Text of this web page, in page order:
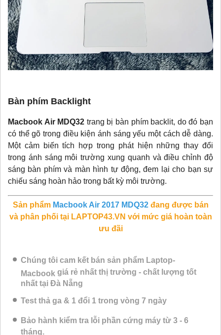
Bàn phím Backlight
Macbook Air MDQ32 trang bị bàn phím backlit, do đó bạn
có thể gõ trong điều kiện ánh sáng yếu một cách dễ dàng.
Một cảm biến tích hợp trong phát hiện những thay đổi
trong ánh sáng môi trường xung quanh và điều chỉnh độ
sáng bàn phím và màn hình tự động, đem lại cho bạn sự
chiếu sáng hoàn hảo trong bất kỳ môi trường.
Sản phẩm Macbook Air 2017 MDQ32 đang được bán
và phân phối tại LAPTOP43.VN với mức giá hoàn toàn
ưu đãi
Chúng tôi cam kết bán sản phẩm Laptop-
Macbook giá rẻ nhất thị trường - chất lượng tốt
nhất tại Đà Nẵng
Test thả ga & 1 đổi 1 trong vòng 7 ngày
Bảo hành kiểm tra lỗi phần cứng máy từ 3 - 6
tháng.